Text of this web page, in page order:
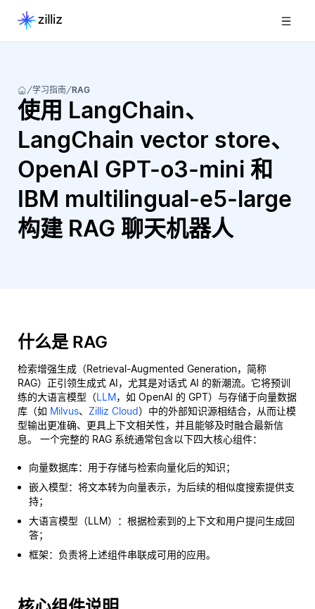
学习指南 RAG
使用 LangChain、
LangChain vector store、
OpenAI GPT-o3-mini 和
IBM multilingual-e5-large
构建 RAG 聊天机器人
什么是 RAG
检索增强生成（Retrieval-Augmented Generation，简称
RAG）正引领生成式 AI，尤其是对话式 AI 的新潮流。它将预训
练的大语言模型（LLM，如 OpenAI 的 GPT）与存储于向量数据
库（如 Milvus、 Zilliz Cloud）中的外部知识源相结合，从而让模
型输出更准确、更具上下文相关性，并且能够及时融合最新信
息。 一个完整的 RAG 系统通常包含以下四大核心组件：
向量数据库：用于存储与检索向量化后的知识；
嵌入模型：将文本转为向量表示，为后续的相似度搜索提供支
持；
大语言模型（LLM）：根据检索到的上下文和用户提问生成回
答；
框架：负责将上述组件串联成可用的应用。